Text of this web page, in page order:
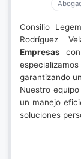
Consilio
Rodríguez
Empresas
garantizando
Nuestro
un manejo
soluciones